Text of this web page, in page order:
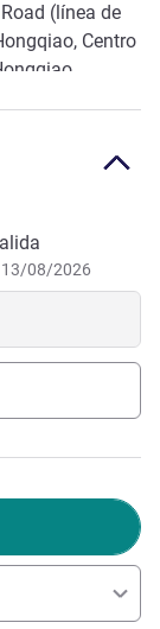
(línea de
Centro
El hotel ofrece
13/08/2026